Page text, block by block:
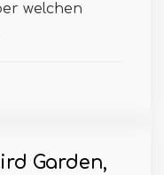
welchen
Garden,